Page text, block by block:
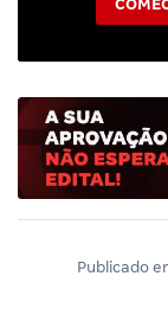
Publicado